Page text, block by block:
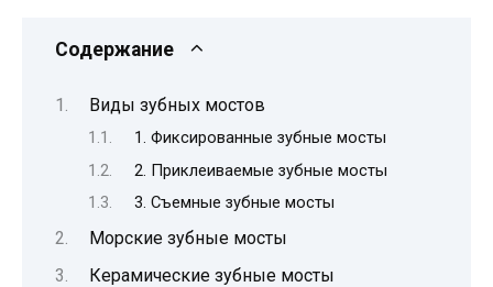
Содержание
Виды зубных мостов
1. Фиксированные зубные мосты
2. Приклеиваемые зубные мосты
3. Съемные зубные мосты
Морские зубные мосты
Керамические зубные мосты